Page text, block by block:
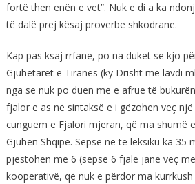
fortë then enën e vet”. Nuk e di a ka
të dalë prej kësaj proverbe shkodrane.
Kap pas ksaj rrfane, po na duket se kjo
Gjuhëtarët e Tiranës (ky Drisht me lavdi
nga se nuk po duen me e afrue të
fjalor e as në sintaksë e i gëzohen veç
cunguem e Fjalori mjeran, që ma shumë
Gjuhën Shqipe. Sepse në të leksiku ka 35
pjestohen me 6 (sepse 6 fjalë janë veç
kooperativë, që nuk e përdor ma